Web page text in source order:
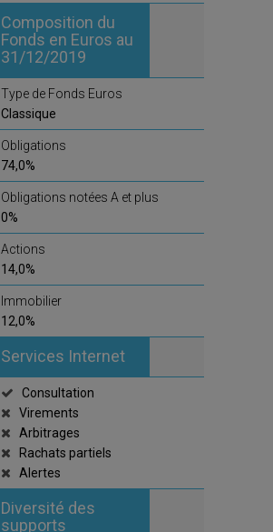
Composition du
Fonds en Euros au
31/12/2019
Type de Fonds Euros
Classique
Obligations
74,0%
Obligations notées A et plus
0%
Actions
14,0%
Immobilier
12,0%
Services Internet
Consultation
Virements
Arbitrages
Rachats partiels
Alertes
Diversité des
supports